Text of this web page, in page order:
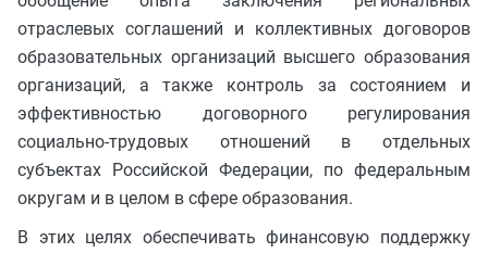
отраслевых соглашений и коллективных договоров
образовательных организаций высшего образования
организаций, а также контроль за состоянием и
эффективностью договорного регулирования
социально-трудовых отношений в отдельных
субъектах Российской Федерации, по федеральным
округам и в целом в сфере образования.
В этих целях обеспечивать финансовую поддержку